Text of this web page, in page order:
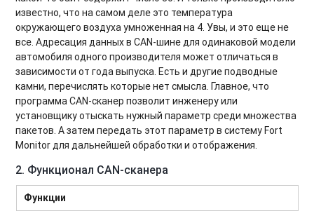
известно, что на самом деле это температура
окружающего воздуха умноженная на 4. Увы, и это еще не
все. Адресация данных в CAN-шине для одинаковой модели
автомобиля одного производителя может отличаться в
зависимости от года выпуска. Есть и другие подводные
камни, перечислять которые нет смысла. Главное, что
программа CAN-сканер позволит инженеру или
установщику отыскать нужный параметр среди множества
пакетов.А затем передать этот параметр в систему Fort
Monitorдля дальнейшей обработки и отображения.
2. Функционал CAN-сканера
Функции